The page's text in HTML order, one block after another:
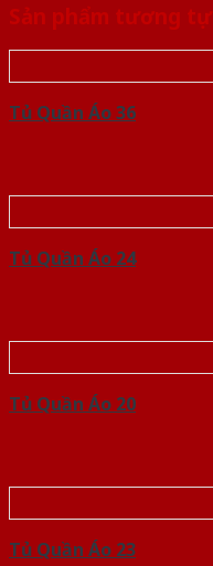
Sản phẩm tương tự
Tủ Quần Áo 36
Tủ Quần Áo 24
Tủ Quần Áo 20
Tủ Quần Áo 23